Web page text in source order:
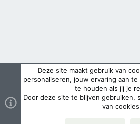
Deze site maakt gebruik van
personaliseren, jouw ervaring aan
te houden als jij je
Door deze site te blijven gebruiken,
van cookies.